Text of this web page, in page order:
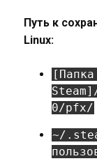
Путь к
Linux:
0/pfx/
~/